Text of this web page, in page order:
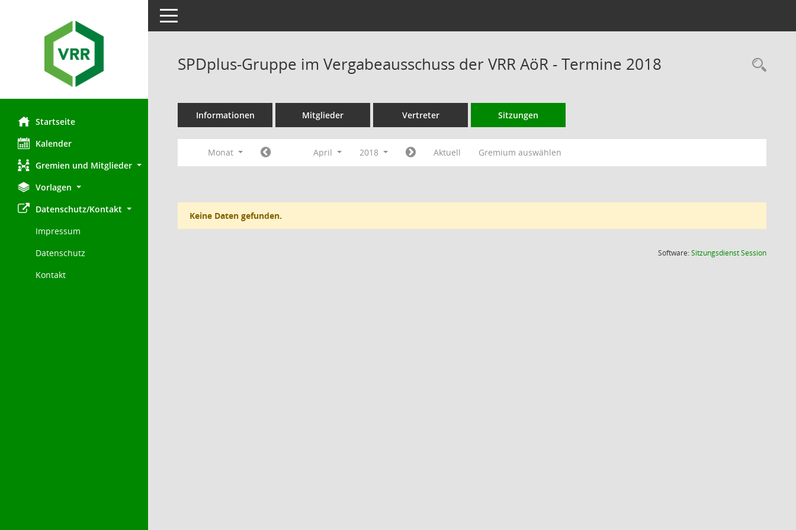
Startseite
Kalender
Gremien und Mitglieder
Vorlagen
Datenschutz/Kontakt
Impressum
Datenschutz
Kontakt
Toggle navigation
SPDplus-Gruppe im Vergabeausschuss der VRR AöR - Termine 2018
Informationen Mitglieder Vertreter Sitzungen
Monat April 2018 Aktuell Gremium auswählen
Keine Daten gefunden.
Software:SitzungsdienstSession(Wird in